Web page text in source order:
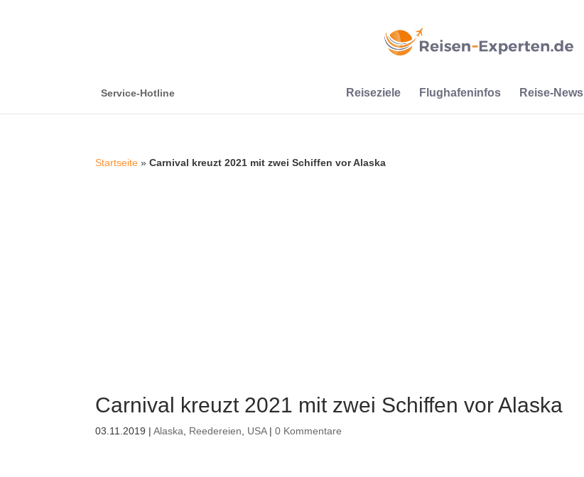
Service-Hotline Reiseziele Flughafeninfos Reise-News
Startseite »Carnival kreuzt 2021 mit zwei Schiffen vor Alaska
Carnival kreuzt 2021 mit zwei Schiffen vor Alaska
03.11.2019 |Alaska Reedereien USA|0 Kommentare